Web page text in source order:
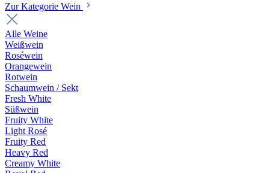
Zur Kategorie Wein
Alle Weine
Weißwein
Roséwein
Orangewein
Rotwein
Schaumwein / Sekt
Fresh White
Süßwein
Fruity White
Light Rosé
Fruity Red
Heavy Red
Creamy White